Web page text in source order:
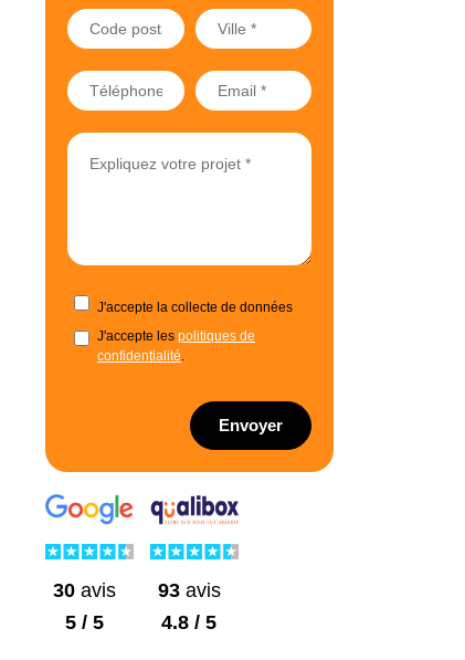
J'accepte la collecte de données
J'accepte les politiques de
confidentialité.
Envoyer
30avis
5 / 5
93avis
4.8 / 5